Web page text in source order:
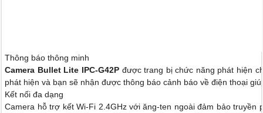
Thông báo thông minh
Camera Bullet Lite IPC-G42Pđược trang bị chức năng phát hiện
phát hiện và bạn sẽ nhận được thông báo cảnh báo về điện thoại
Kết nối đa dạng
Camera hỗ trợ kết Wi-Fi 2.4GHz với ăng-ten ngoài đảm bảo